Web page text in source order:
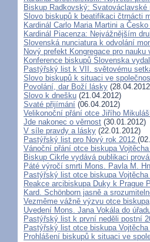
Biskup Radkovský:
Slovo biskupů k beatifikaci čtrnácti
Kardinál Carlo Maria Martini a
Kardinál Piacenza: Nejvážnějším
Slovenská nunciatura k odvolání
Nový prefekt Kongregace pro nauku
Konference biskupů Slovenska
Pastýřský list k VII. světovému
Slovo biskupů k situaci ve
Povolání, dar Boží lásky
Slovo k dnešku (21.04.2012)
Svaté přijímání (06.04.2012)
Velikonoční přání otce Jiřího
Jde nakonec o věrnost (30.01.2012)
V síle pravdy a lásky (22.01.2012)
Pastýřský list pro Nový rok 2012
Vánoční přání otce biskupa
Biskup Cikrle vydává publikaci
Páté výročí smrti Mons. Pavla M.
Pastýřský list otce biskupa
Reakce arcibiskupa Duky k Prague
Kard. Schönborn jasně a
Vezměme vážně výzvu otce biskupa
Uvedení Mons. Jana Vokála do
Pastýřský list k první neděli postní
Pastýřský list otce biskupa
Prohlášení biskupů k situaci ve